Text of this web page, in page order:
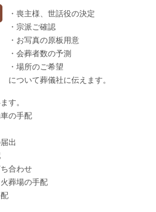
・喪主様、世話役の決定
・宗派ご確認
・お写真の原板用意
・会葬者数の予測
・場所のご希望
について葬儀社に伝えます。
す。
の手配
出
合わせ
火葬場の手配